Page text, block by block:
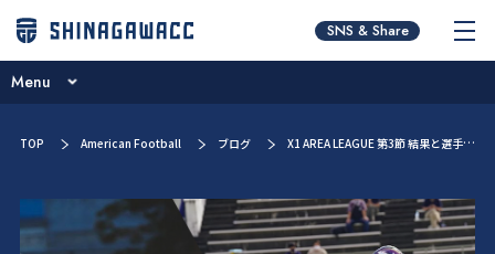
チームコンセプト
ニュース
ブログ
試合予定一覧
選手／スタッフ紹介
スポンサー紹介
SNS & Share
Menu
ブログ
TOP American Football ブログ X1 AREA LEAGUE 第3節 結果と選手コメント